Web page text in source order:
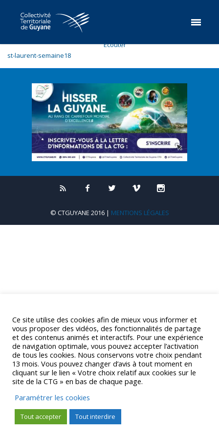
Ecouter
st-laurent-semaine18
© CTGUYANE 2016 | MENTIONS LÉGALES
Ce site utilise des cookies afin de mieux vous informer et
vous proposer des vidéos, des fonctionnalités de partage
et des contenus animés et interactifs. Pour une expérience
de navigation optimale, vous pouvez accepter l’activation
de tous les cookies. Nous conservons votre choix pendant
13 mois. Vous pouvez changer d’avis à tout moment en
cliquant sur le lien « Votre choix relatif aux cookies sur le
site de la CTG » en bas de chaque page.
Paramétrer les cookies
Tout accepter Tout interdire